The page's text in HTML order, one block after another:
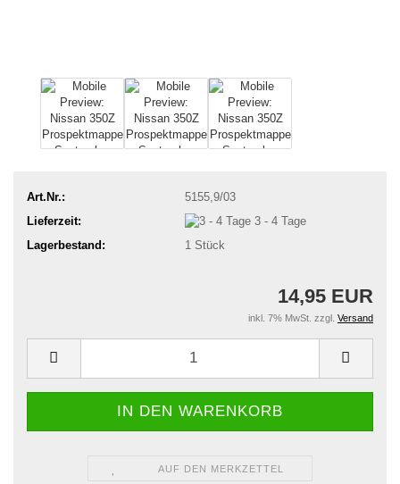
Art.Nr.:
5155,9/03
Lieferzeit:
3 - 4 Tage
Lagerbestand:
1 Stück
14,95 EUR
inkl. 7% MwSt. zzgl. Versand
AUF DEN MERKZETTEL